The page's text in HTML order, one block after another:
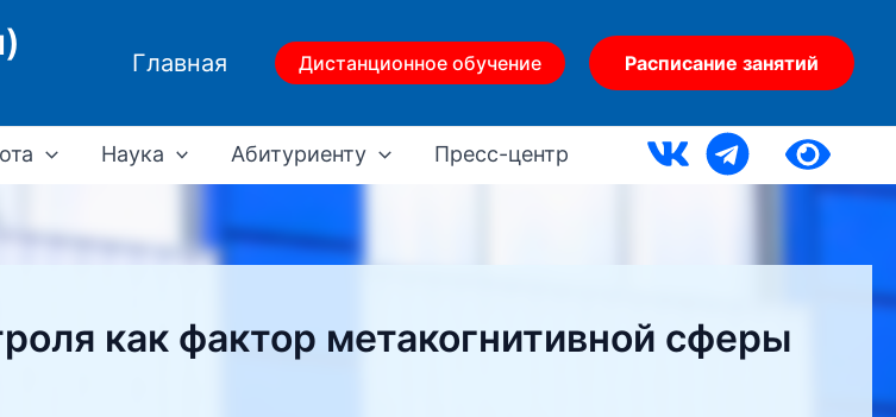
Главная Дистанционное обучение Расписание занятий
Наука Абитуриенту Пресс-центр
как фактор метакогнитивной сферы